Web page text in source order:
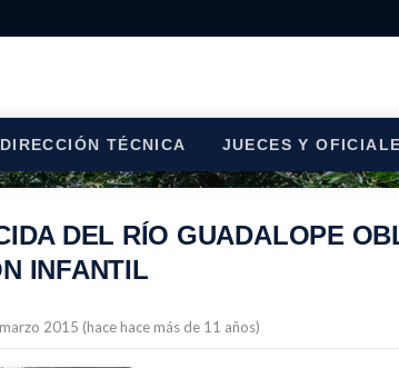
DIRECCIÓN TÉCNICA JUECES Y
DEL RÍO GUADALOPE
INFANTIL
2015 (hace hace más de 11 años)